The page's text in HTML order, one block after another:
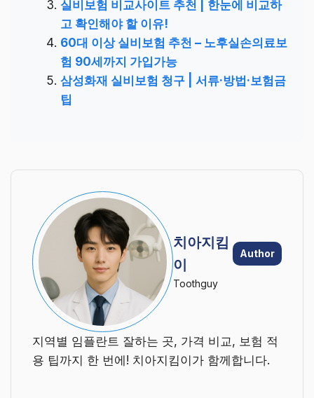
실비보험 비교사이트 추천 | 한눈에 비교하
고 확인해야 할 이유!
60대 이상 실비보험 추천 – 노후실손의료보
험 90세까지 가입가능
삼성화재 실비보험 청구 | 서류·방법·보험금
팁
치아지킴
이
Author
Toothguy
지역별 임플란트 잘하는 곳, 가격 비교, 보험 적
용 팁까지 한 번에! 치아지킴이가 함께합니다.